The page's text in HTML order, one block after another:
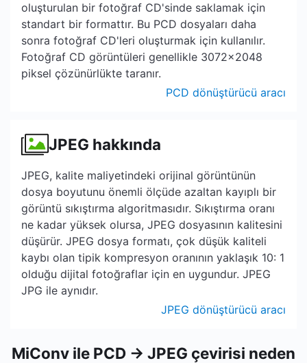
oluşturulan bir fotoğraf CD'sinde saklamak için
standart bir formattır. Bu PCD dosyaları daha
sonra fotoğraf CD'leri oluşturmak için kullanılır.
Fotoğraf CD görüntüleri genellikle 3072x2048
piksel çözünürlükte taranır.
PCD dönüştürücü aracı
JPEG hakkında
JPEG, kalite maliyetindeki orijinal görüntünün
dosya boyutunu önemli ölçüde azaltan kayıplı bir
görüntü sıkıştırma algoritmasıdır. Sıkıştırma oranı
ne kadar yüksek olursa, JPEG dosyasının kalitesini
düşürür. JPEG dosya formatı, çok düşük kaliteli
kaybı olan tipik kompresyon oranının yaklaşık 10: 1
olduğu dijital fotoğraflar için en uygundur. JPEG
JPG ile aynıdır.
JPEG dönüştürücü aracı
MiConv ile PCD → JPEG çevirisi neden